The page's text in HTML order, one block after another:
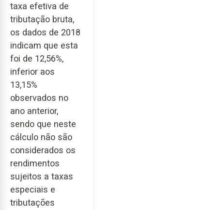
taxa efetiva de
tributação bruta,
os dados de 2018
indicam que esta
foi de 12,56%,
inferior aos
13,15%
observados no
ano anterior,
sendo que neste
cálculo não são
considerados os
rendimentos
sujeitos a taxas
especiais e
tributações